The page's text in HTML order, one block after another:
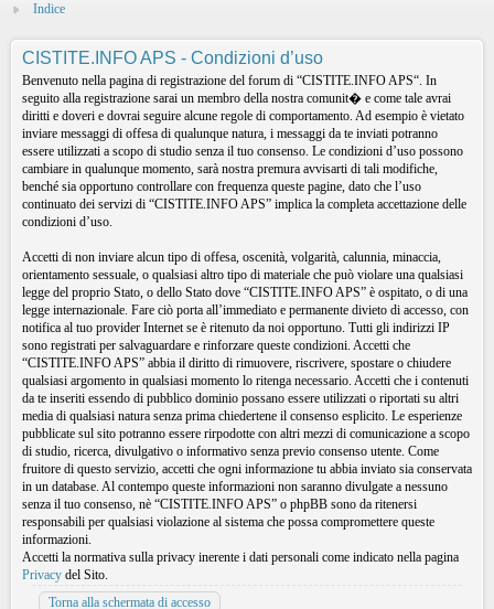
Indice
CISTITE.INFO APS - Condizioni d’uso
Benvenuto nella pagina di registrazione del forum di “CISTITE.INFO APS“. In
seguito alla registrazione sarai un membro della nostra comunit� e come tale avrai
diritti e doveri e dovrai seguire alcune regole di comportamento. Ad esempio è vietato
inviare messaggi di offesa di qualunque natura, i messaggi da te inviati potranno
essere utilizzati a scopo di studio senza il tuo consenso. Le condizioni d’uso possono
cambiare in qualunque momento, sarà nostra premura avvisarti di tali modifiche,
benché sia opportuno controllare con frequenza queste pagine, dato che l’uso
continuato dei servizi di “CISTITE.INFO APS” implica la completa accettazione delle
condizioni d’uso.
Accetti di non inviare alcun tipo di offesa, oscenità, volgarità, calunnia, minaccia,
orientamento sessuale, o qualsiasi altro tipo di materiale che può violare una qualsiasi
legge del proprio Stato, o dello Stato dove “CISTITE.INFO APS” è ospitato, o di una
legge internazionale. Fare ciò porta all’immediato e permanente divieto di accesso, con
notifica al tuo provider Internet se è ritenuto da noi opportuno. Tutti gli indirizzi IP
sono registrati per salvaguardare e rinforzare queste condizioni. Accetti che
“CISTITE.INFO APS” abbia il diritto di rimuovere, riscrivere, spostare o chiudere
qualsiasi argomento in qualsiasi momento lo ritenga necessario. Accetti che i contenuti
da te inseriti essendo di pubblico dominio possano essere utilizzati o riportati su altri
media di qualsiasi natura senza prima chiedertene il consenso esplicito. Le esperienze
pubblicate sul sito potranno essere rirpodotte con altri mezzi di comunicazione a scopo
di studio, ricerca, divulgativo o informativo senza previo consenso utente. Come
fruitore di questo servizio, accetti che ogni informazione tu abbia inviato sia conservata
in un database. Al contempo queste informazioni non saranno divulgate a nessuno
senza il tuo consenso, nè “CISTITE.INFO APS” o phpBB sono da ritenersi
responsabili per qualsiasi violazione al sistema che possa compromettere queste
informazioni.
Accetti la normativa sulla privacy inerente i dati personali come indicato nella pagina
Privacy del Sito.
Torna alla schermata di accesso